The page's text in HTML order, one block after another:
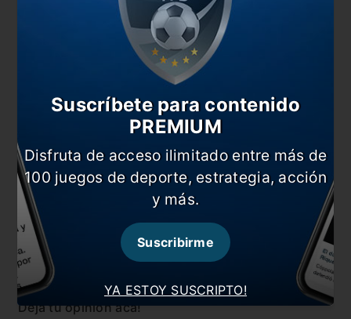
Central lo dio vuelta sobre el final y le amargó el
debut a Damonte
Cocca, el verdugo de Boca
¡Clima caldeado! Cocca explotó por la venta de
Lovera
En esta nota:
#Marco Ruben #Noticia
#Rosario Central
Comentarios
Dejá tu opinión acá!
YA ESTOY SUSCRIPTO!
Suscríbete para contenido
PREMIUM
Disfruta de acceso ilimitado entre más de
100 juegos de deporte, estrategia, acción
y más.
Suscribirme